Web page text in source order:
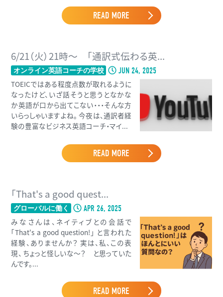
READ MORE
6/21（火）21時〜 「通訳式伝わる英...
オンライン英語コーチの学校 JUN 24, 2025
TOEICではある程度点数が取れるように
なったけど、いざ話そうと思うとなかな
か英語が口から出てこない・・・そんな方
いらっしゃいますよね。 今夜は、通訳者経
験の豊富なビジネス英語コーチ・マイ...
READ MORE
「That's a good quest...
グローバルに働く APR 26, 2025
みなさんは、ネイティブとの会話で
「That's a good question!」 と言われた
経験、ありませんか？ 実は、私、この表
現、 ちょっと怪しいな〜？ と思っていた
んです。...
READ MORE